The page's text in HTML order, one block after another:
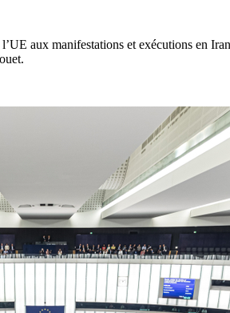
aux manifestations et exécutions en